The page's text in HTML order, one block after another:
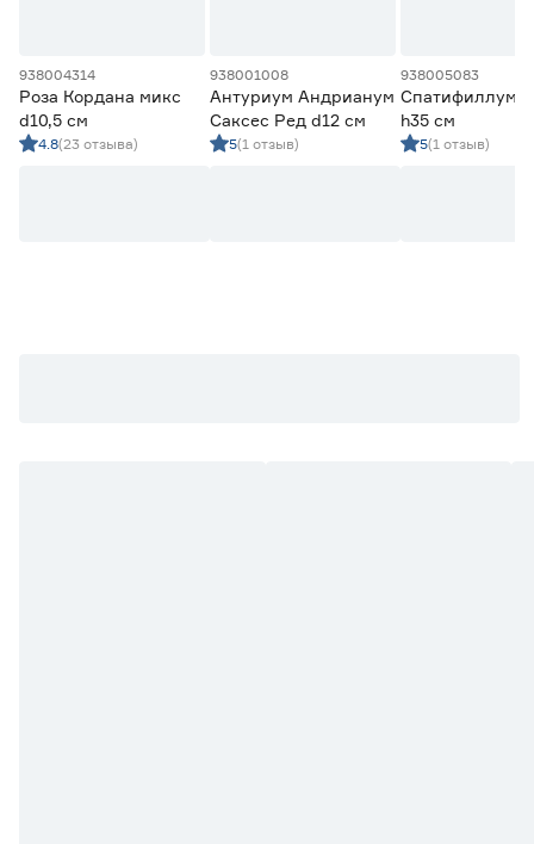
938004314
Роза Кордана микс
d10,5 см
4.8(23 отзыва)
938001008
Антуриум Андрианум
Саксес Ред d12 см
5(1 отзыв)
938005083
Спатифиллум
h35 см
5(1 отзыв)